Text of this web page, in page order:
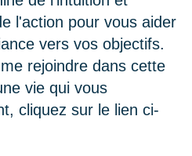
l'action pour vous aider
vers vos objectifs.
rejoindre dans cette
vie qui vous
cliquez sur le lien ci-